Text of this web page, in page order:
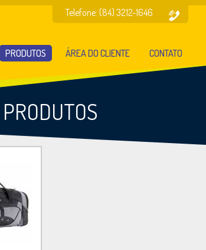
Telefone: (84) 3212-1646
PRODUTOS ÁREA DO CLIENTE CONTATO
PRODUTOS